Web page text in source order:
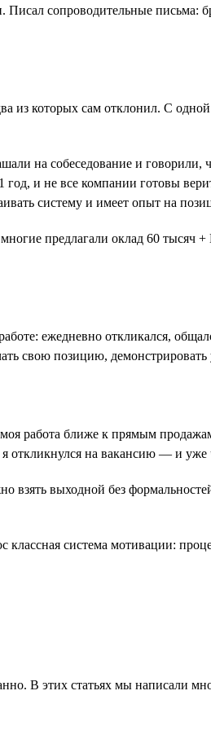
сопроводительные письма:
из которых сам отклонил. С
на собеседование и
и не все компании готовы
систему и имеет опыт на
предлагали оклад 60 тысяч
ежедневно откликался,
свою позицию,
работа ближе к прямым
на вакансию — и
выходной без
система мотивации:
В этих статьях мы написали